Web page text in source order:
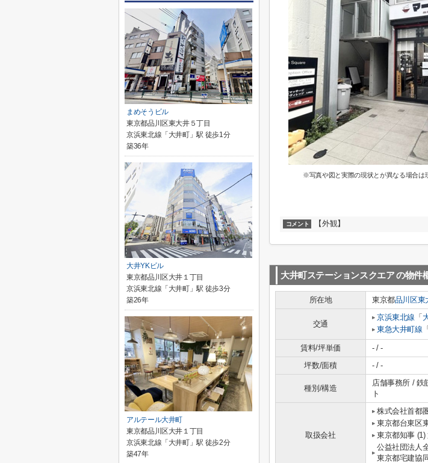
※写真や図と実際の現状とが異なる場合は
コメント 【外観】
大井町ステーションスクエア の物件
所在地 東京都品川区東
交通
京浜東北線 「
東急大井町線 「
賃料/坪単価 - / -
坪数/面積
- / -
種別/構造
店舗事務所 / 鉄
ト
取扱会社
株式会社首都
東京都台東区
東京都知事 (1)
公益社団法人
東京都宅建協
まめそうビル
東京都品川区東大井５丁目
京浜東北線「大井町」駅 徒歩1分
築36年
大井YKビル
東京都品川区大井１丁目
京浜東北線「大井町」駅 徒歩3分
築26年
アルテール大井町
東京都品川区大井１丁目
京浜東北線「大井町」駅 徒歩2分
築47年